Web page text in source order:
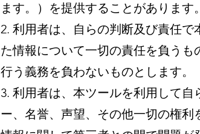
ます。）を提供することがあります。
2. 利用者は、自らの判断及び責任
た情報について一切の責任を負う
行う義務を負わないものとします。
3. 利用者は、本ツールを利用して
ー、名誉、声望、その他一切の権